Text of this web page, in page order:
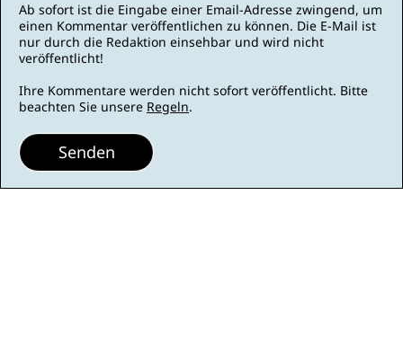
Ab sofort ist die Eingabe einer Email-Adresse zwingend, um
einen Kommentar veröffentlichen zu können. Die E-Mail ist
nur durch die Redaktion einsehbar und wird nicht
veröffentlicht!
Ihre Kommentare werden nicht sofort veröffentlicht. Bitte
beachten Sie unsere Regeln.
Senden